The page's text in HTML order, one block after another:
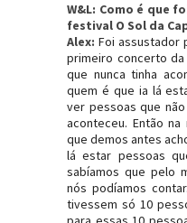
W&L: Como é que
festival O Sol da
Alex: Foi assustador
primeiro concerto
que nunca tinha
quem é que ia lá
ver pessoas que
aconteceu. Então
que demos antes
lá estar pessoas
sabíamos que pelo
nós podíamos
tivessem só 10